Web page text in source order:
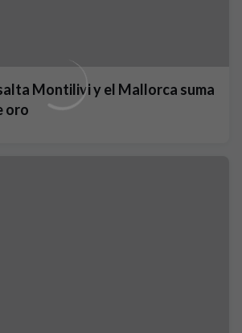
Montilivi y el Mallorca suma
oro